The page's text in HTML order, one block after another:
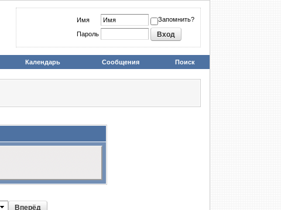
Имя Запомнить?
Пароль
Календарь Сообщения Поиск